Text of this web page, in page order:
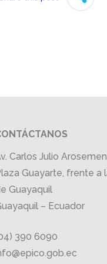
Carlos Julio
Guayarte, frente a
Guayaquil
– Ecuador
390 6090